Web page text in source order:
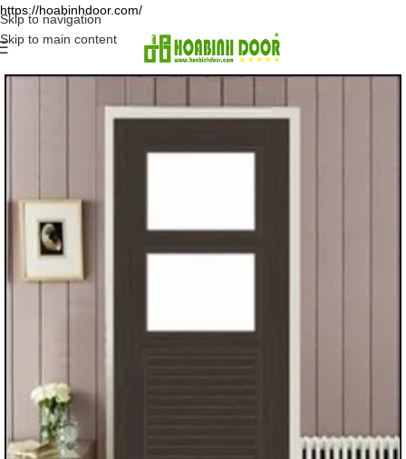
https://hoabinhdoor.com/
Skip to navigation
Skip to main content